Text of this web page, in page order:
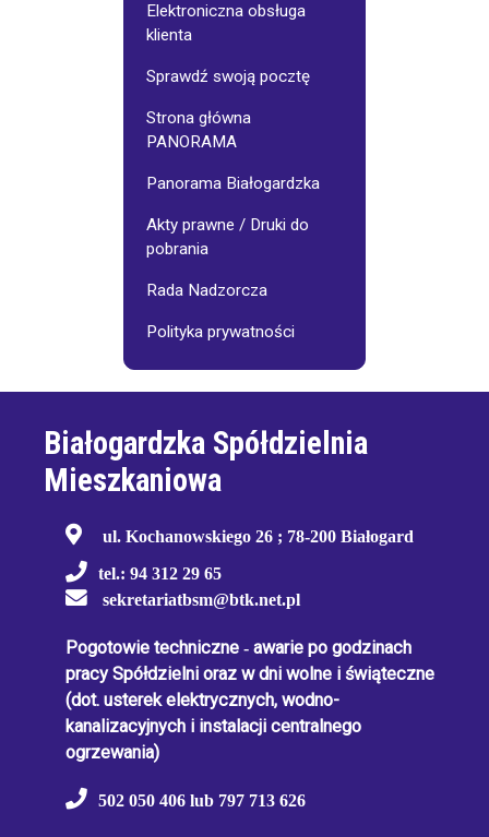
Elektroniczna obsługa
klienta
Sprawdź swoją pocztę
Strona główna
PANORAMA
Panorama Białogardzka
Akty prawne / Druki do
pobrania
Rada Nadzorcza
Polityka prywatności
Białogardzka Spółdzielnia
Mieszkaniowa
ul. Kochanowskiego 26 ; 78-200 Białogard
tel.: 94 312 29 65
sekretariatbsm@btk.net.pl
Pogotowie techniczne - awarie po godzinach
pracy Spółdzielni oraz w dni wolne i świąteczne
(dot. usterek elektrycznych, wodno-
kanalizacyjnych i instalacji centralnego
ogrzewania)
502 050 406 lub 797 713 626